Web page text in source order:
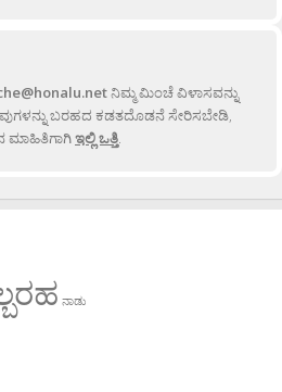
ನಿಮ್ಮ ಮಿಂಚೆ ವಿಳಾಸವನ್ನು
ಬರಹದ ಕಡತದೊಡನೆ ಸೇರಿಸಬೇಡಿ,
ಮಾಹಿತಿಗಾಗಿಇಲ್ಲಿ ಒತ್ತಿ.
ನಾಡು